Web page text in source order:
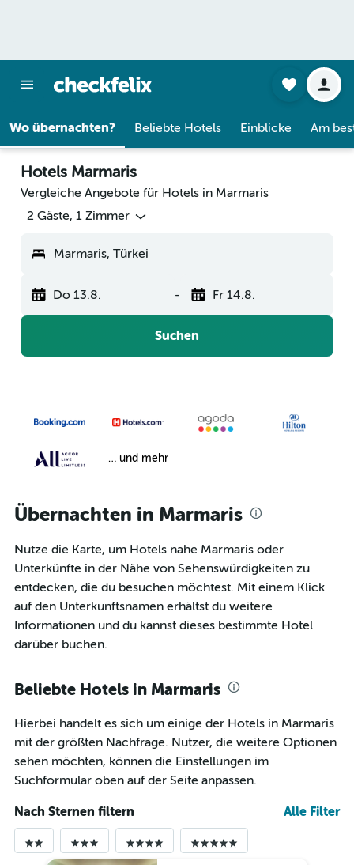
Wo übernachten? Beliebte Hotels Einblicke Am
Hotels Marmaris
Vergleiche Angebote für Hotels in Marmaris
2 Gäste, 1 Zimmer
Marmaris, Türkei
Do 13.8. - Fr 14.8.
Suchen
… und mehr
Übernachten in Marmaris
Nutze die Karte, um Hotels nahe Marmaris oder
Unterkünfte in der Nähe von Sehenswürdigkeiten zu
entdecken, die du besuchen möchtest. Mit einem Klick
auf den Unterkunftsnamen erhältst du weitere
Informationen und du kannst dieses bestimmte Hotel
darüber buchen.
Beliebte Hotels in Marmaris
Hierbei handelt es sich um einige der Hotels in Marmaris
mit der größten Nachfrage. Nutzer, die weitere Optionen
sehen möchten, können die Einstellungen im
Suchformular oben auf der Seite anpassen.
Nach Sternen filtern Alle Filter